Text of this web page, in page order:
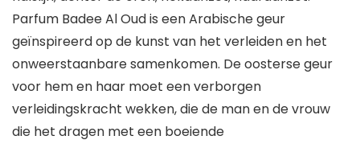
Parfum Badee Al Oud is een Arabische geur
geïnspireerd op de kunst van het verleiden en het
onweerstaanbare samenkomen. De oosterse geur
voor hem en haar moet een verborgen
verleidingskracht wekken, die de man en de vrouw
die het dragen met een boeiende